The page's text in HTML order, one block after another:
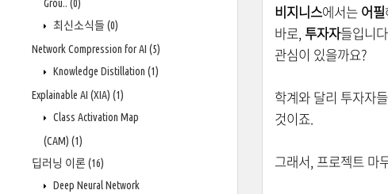
Grou.. (0)
최신소식들 (0)
Network Compression for AI (5)
Knowledge Distillation (1)
Explainable AI (XIA) (1)
Class Activation Map
(CAM) (1)
딥러닝 이론(16)
Deep Neural Network
비지니스에서는 어필
바로, 투자자들입니
관심이 있을까요?
학계와 달리 투자자
것이죠.
그래서, 프로젝트 마